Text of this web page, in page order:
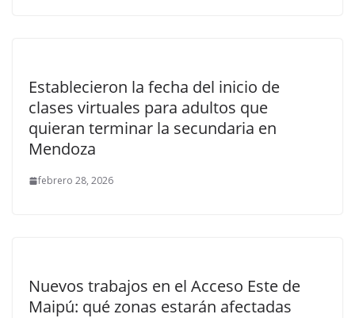
Establecieron la fecha del inicio de
clases virtuales para adultos que
quieran terminar la secundaria en
Mendoza
febrero 28, 2026
Nuevos trabajos en el Acceso Este de
Maipú: qué zonas estarán afectadas